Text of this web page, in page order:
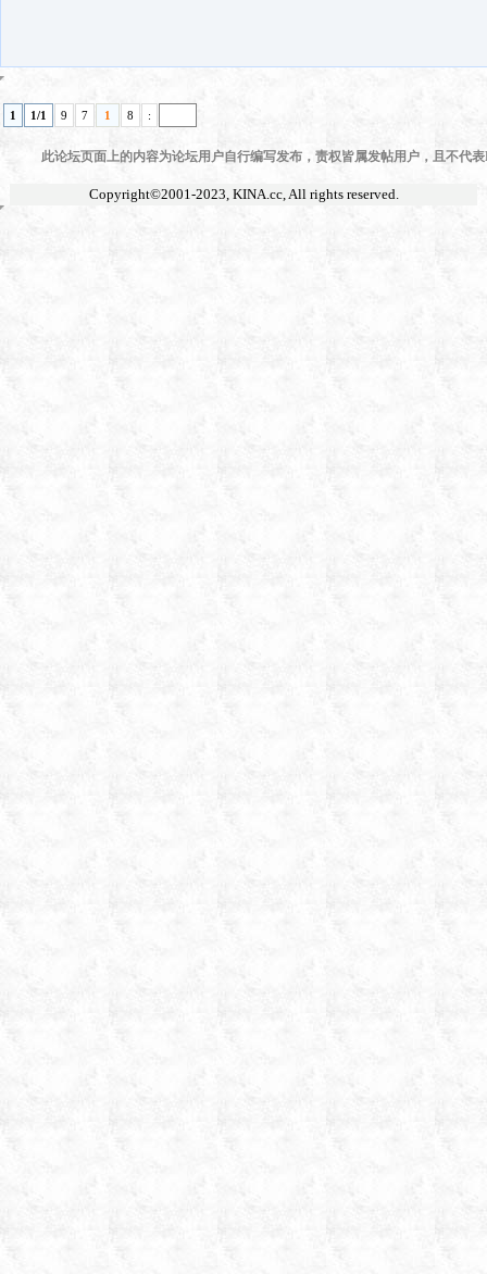
1 1/1 9 7 1 8 :
此论坛页面上的内容为论坛用户自行编写发布，责权皆属发帖用户，且不代
Copyright©2001-2023, KINA.cc, All rights reserved.